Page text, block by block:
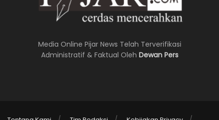
Media Online Pijar News Telah Terverifikasi
Administratif & Faktual Oleh Dewan Pers